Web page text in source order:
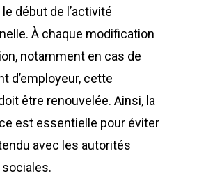
début de l’activité
À chaque modification
notamment en cas de
d’employeur, cette
être renouvelée. Ainsi, la
est essentielle pour éviter
avec les autorités